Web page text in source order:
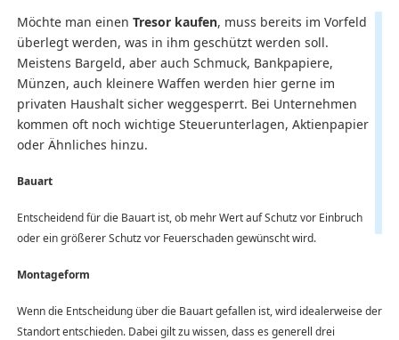
Möchte man einen Tresor kaufen, muss bereits im Vorfeld
überlegt werden, was in ihm geschützt werden soll.
Meistens Bargeld, aber auch Schmuck, Bankpapiere,
Münzen, auch kleinere Waffen werden hier gerne im
privaten Haushalt sicher weggesperrt. Bei Unternehmen
kommen oft noch wichtige Steuerunterlagen, Aktienpapier
oder Ähnliches hinzu.
Bauart
Entscheidend für die Bauart ist, ob mehr Wert auf Schutz vor Einbruch
oder ein größerer Schutz vor Feuerschaden gewünscht wird.
Montageform
Wenn die Entscheidung über die Bauart gefallen ist, wird idealerweise der
Standort entschieden. Dabei gilt zu wissen, dass es generell drei